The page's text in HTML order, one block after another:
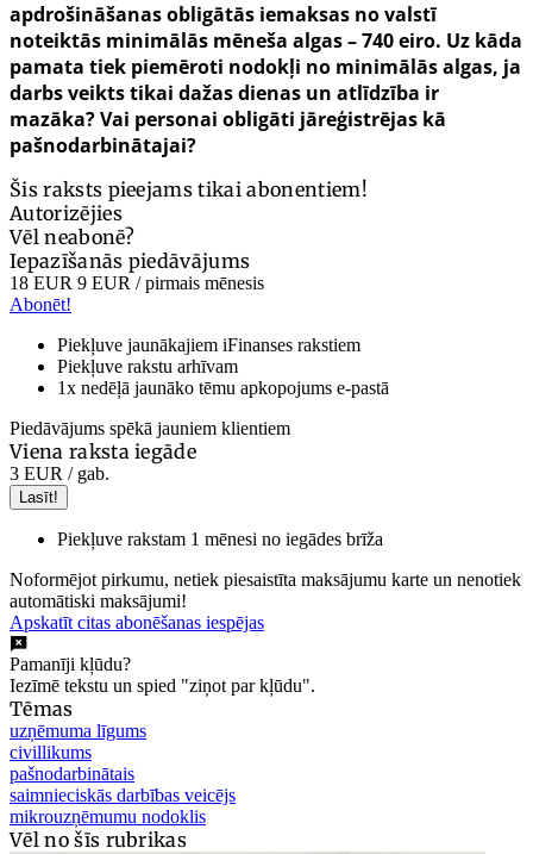
apdrošināšanas obligātās iemaksas no valstī
noteiktās minimālās mēneša algas – 740 eiro. Uz kāda
pamata tiek piemēroti nodokļi no minimālās algas, ja
darbs veikts tikai dažas dienas un atlīdzība ir
mazāka?Vai personai obligāti jāreģistrējas kā
pašnodarbinātajai?
Šis raksts pieejams tikai abonentiem!
Autorizējies
Vēl neabonē?
Iepazīšanās piedāvājums
18 EUR 9 EUR / pirmais mēnesis
Abonēt!
Piekļuve jaunākajiem iFinanses rakstiem
Piekļuve rakstu arhīvam
1x nedēļā jaunāko tēmu apkopojums e-pastā
Piedāvājums spēkā jauniem klientiem
Viena raksta iegāde
3 EUR / gab.
Lasīt!
Piekļuve rakstam 1 mēnesi no iegādes brīža
Noformējot pirkumu, netiek piesaistīta maksājumu karte un nenotiek
automātiski maksājumi!
Apskatīt citas abonēšanas iespējas
Pamanīji kļūdu?
Iezīmē tekstu un spied "ziņot par kļūdu".
Tēmas
uzņēmuma līgums
civillikums
pašnodarbinātais
saimnieciskās darbības veicējs
mikrouzņēmumu nodoklis
Vēl no šīs rubrikas